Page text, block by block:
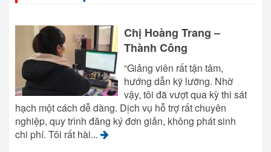
Chị Hoàng Trang –
Thành Công
“Giảng viên rất tận tâm,
hướng dẫn kỹ lưỡng. Nhờ
vậy, tôi đã vượt qua kỳ thi sát
hạch một cách dễ dàng. Dịch vụ hỗ trợ rất chuyên
nghiệp, quy trình đăng ký đơn giản, không phát sinh
chi phí. Tôi rất hài...